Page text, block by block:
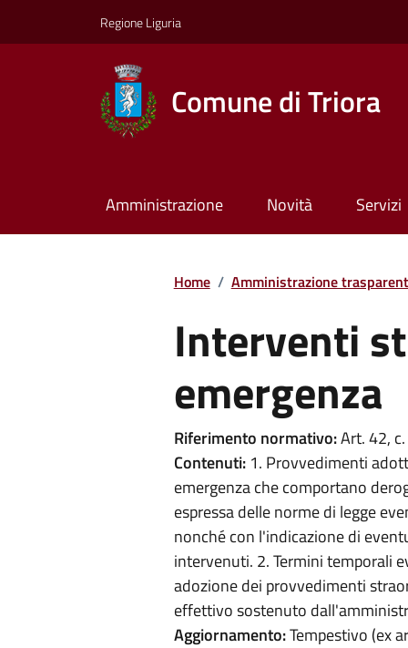
Regione Liguria
Comune di Triora
Amministrazione Novità Servizi
Home / Amministrazione
Interventi
emergenza
Riferimento normativo:Art. 42,
Contenuti:1. Provvedimenti
emergenza che comportano
espressa delle norme di legge
nonché con l'indicazione di
intervenuti. 2. Termini temporali
adozione dei provvedimenti
effettivo sostenuto
Aggiornamento:Tempestivo (ex